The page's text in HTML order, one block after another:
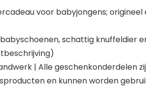
voor babyjongens; origineel
schattig knuffeldier
| Alle geschenkonderdelen
en kunnen worden